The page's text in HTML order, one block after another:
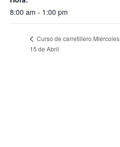
8:00 am - 1:00 pm
Curso de carretillero Miércoles
15 de Abril